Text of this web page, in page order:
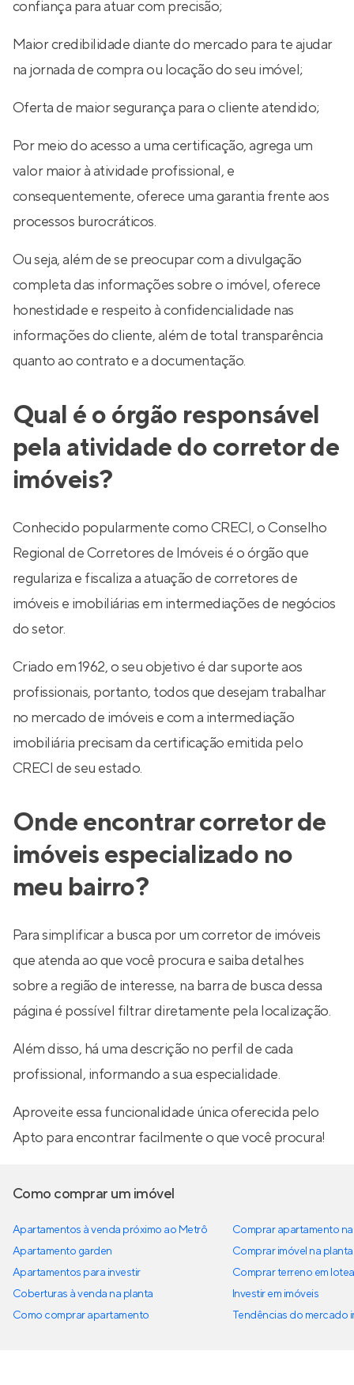
confiança para atuar com precisão;
Maior credibilidade diante do mercado para te ajudar
na jornada de compra ou locação do seu imóvel;
Oferta de maior segurança para o cliente atendido;
Por meio do acesso a uma certificação, agrega um
valor maior à atividade profissional, e
consequentemente, oferece uma garantia frente aos
processos burocráticos.
Ou seja, além de se preocupar com a divulgação
completa das informações sobre o imóvel, oferece
honestidade e respeito à confidencialidade nas
informações do cliente, além de total transparência
quanto ao contrato e a documentação.
Qual é o órgão responsável
pela atividade do corretor de
imóveis?
Conhecido popularmente como CRECI, o Conselho
Regional de Corretores de Imóveis é o órgão que
regulariza e fiscaliza a atuação de corretores de
imóveis e imobiliárias em intermediações de negócios
do setor.
Criado em 1962, o seu objetivo é dar suporte aos
profissionais, portanto, todos que desejam trabalhar
no mercado de imóveis e com a intermediação
imobiliária precisam da certificação emitida pelo
CRECI de seu estado.
Onde encontrar corretor de
imóveis especializado no
meu bairro?
Para simplificar a busca por um corretor de imóveis
que atenda ao que você procura e saiba detalhes
sobre a região de interesse, na barra de busca dessa
página é possível filtrar diretamente pela localização.
Além disso, há uma descrição no perfil de cada
profissional, informando a sua especialidade.
Aproveite essa funcionalidade única oferecida pelo
Apto para encontrar facilmente o que você procura!
Como comprar um imóvel
Apartamentos à venda próximo ao Metrô
Apartamento garden
Apartamentos para investir
Coberturas à venda na planta
Como comprar apartamento
Comprar apartamento
Comprar imóvel na planta
Comprar terreno em
Investir em imóveis
Tendências do mercado